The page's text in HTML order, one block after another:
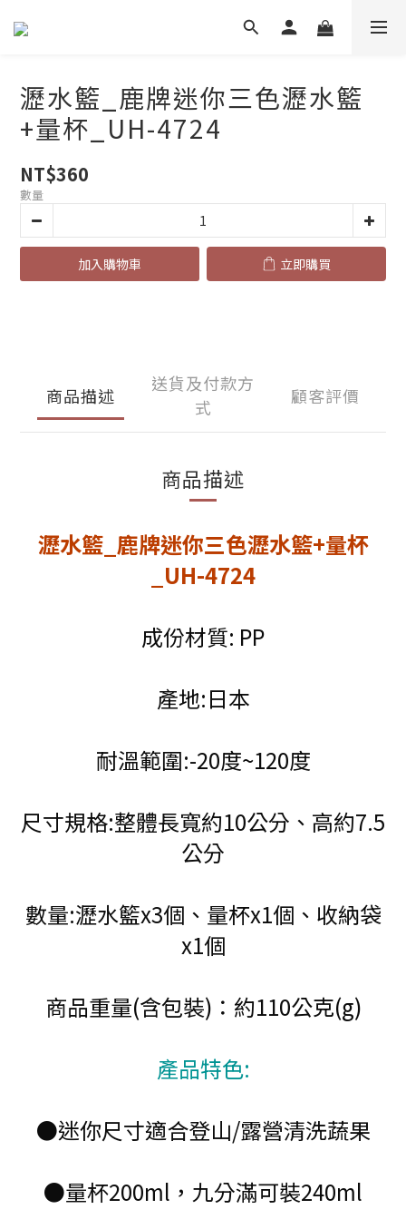
瀝水籃_鹿牌迷你三色瀝水籃
+量杯_UH-4724
NT$360
數量
加入購物車 立即購買
商品描述
送貨及付款方
式
顧客評價
商品描述
瀝水籃_鹿牌迷你三色瀝水籃+量杯
_UH-4724
成份材質: PP
產地:日本
耐溫範圍:-20度~120度
尺寸規格:整體長寬約10公分、高約7.5
公分
數量:瀝水籃x3個、量杯x1個、收納袋
x1個
商品重量(含包裝)：約110公克(g)
產品特色:
●迷你尺寸適合登山/露營清洗蔬果
●量杯200ml，九分滿可裝240ml